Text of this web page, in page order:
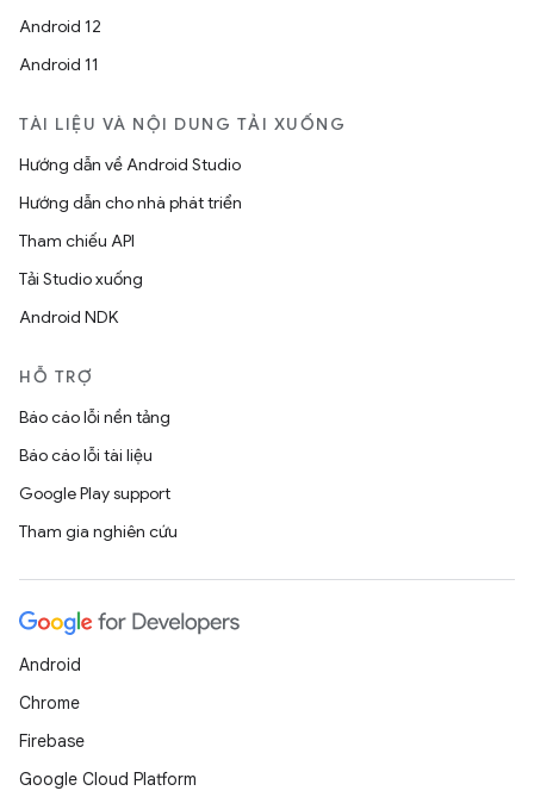
Android 12
Android 11
TÀI LIỆU VÀ NỘI DUNG TẢI XUỐNG
Hướng dẫn về Android Studio
Hướng dẫn cho nhà phát triển
Tham chiếu API
Tải Studio xuống
Android NDK
HỖ TRỢ
Báo cáo lỗi nền tảng
Báo cáo lỗi tài liệu
Google Play support
Tham gia nghiên cứu
Android
Chrome
Firebase
Google Cloud Platform